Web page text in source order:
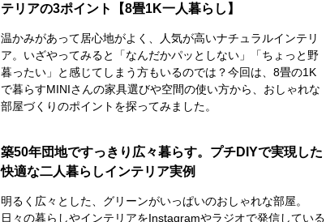
テリアの3ポイント【8畳1K一人暮らし】
温かみがあって居心地がよく、人気が高いナチュラルインテリ
ア。いざやってみると「なんだかパッとしない」「ちょっと野
暮ったい」と感じてしまう方もいるのでは？今回は、8畳の1K
で暮らすMINIさんの家具選びや空間の使い方から、おしゃれな
部屋づくりのポイントを探ってみました。
築50年団地ですっきり広々暮らす。プチDIYで実現した
快適な二人暮らしインテリア実例
明るく広々とした、グリーンがいっぱいのおしゃれな部屋。
日々の暮らしやインテリアをInstagramやラジオで発信している